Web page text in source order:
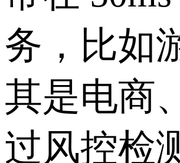
务，比如
其是电商
过风控检